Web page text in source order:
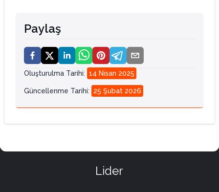
Paylaş
Oluşturulma Tarihi: 14 Nisan 2025
Güncellenme Tarihi: 25 Şubat 2026
Lider